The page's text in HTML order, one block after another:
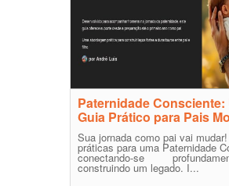
Paternidade Consciente:
Guia Prático para Pais
Sua jornada como pai vai
práticas para uma Paternidade
conectando-se
construindo um legado. I...